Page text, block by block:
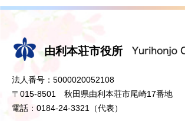
由利本荘市役所
法人番号：5000020052108
〒015-8501 秋田県由利本荘市尾崎17番地
電話：0184-24-3321（代表）